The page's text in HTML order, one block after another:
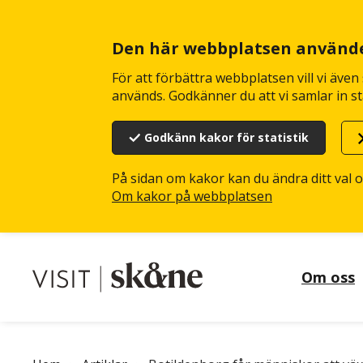
Den här webbplatsen
För att förbättra webbplatsen vill vi
används. Godkänner du att vi samlar in
Godkänn kakor för statistik
På sidan om kakor kan du ändra ditt val
Om kakor på webbplatsen
Om oss